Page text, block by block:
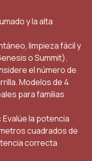
y la alta
limpieza fácil y
o Summit).
el número de
Modelos de 4
para familias
Evalúe la potencia
cuadrados de
correcta